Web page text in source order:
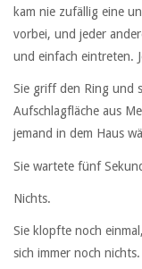
kam nie zufällig eine
vorbei, und jeder
und einfach eintreten.
Sie griff den Ring und
Aufschlagfläche aus
jemand in dem Haus
Sie wartete fünf
Nichts.
Sie klopfte noch
sich immer noch